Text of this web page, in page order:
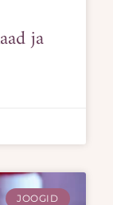
ja
JOOGID